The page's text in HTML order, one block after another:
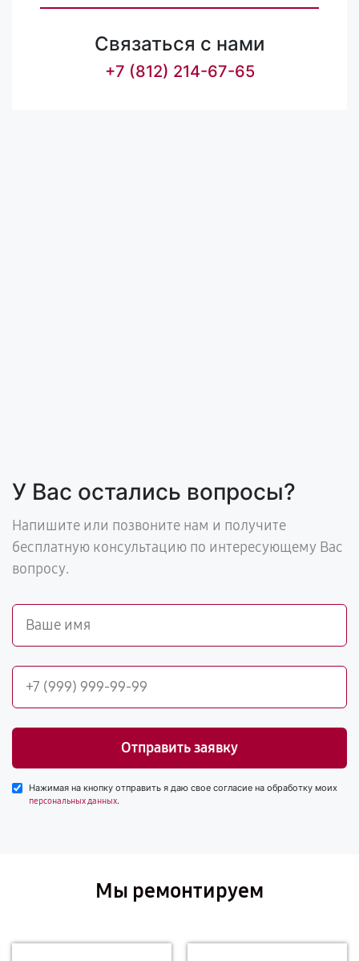
Связаться с нами
+7 (812) 214-67-65
У Вас остались вопросы?
Напишите или позвоните нам и получите
бесплатную консультацию по интересующему Вас
вопросу.
Отправить заявку
Нажимая на кнопку отправить я даю свое согласие на обработку моих
персональных данных.
Мы ремонтируем